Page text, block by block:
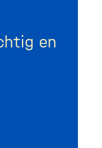
en